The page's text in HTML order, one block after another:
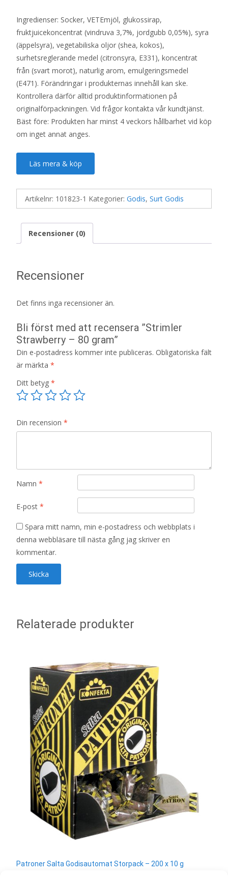
Ingredienser: Socker, VETEmjöl, glukossirap,
fruktjuicekoncentrat (vindruva 3,7%, jordgubb 0,05%), syra
(äppelsyra), vegetabiliska oljor (shea, kokos),
surhetsreglerande medel (citronsyra, E331), koncentrat
från (svart morot), naturlig arom, emulgeringsmedel
(E471). Förändringar i produkternas innehåll kan ske.
Kontrollera därför alltid produktinformationen på
originalförpackningen. Vid frågor kontakta vår kundtjänst.
Bäst före: Produkten har minst 4 veckors hållbarhet vid köp
om inget annat anges.
Läs mera & köp
Artikelnr: 101823-1 Kategorier: Godis, Surt Godis
Recensioner (0)
Recensioner
Det finns inga recensioner än.
Bli först med att recensera ”Strimler
Strawberry – 80 gram”
Din e-postadress kommer inte publiceras. Obligatoriska fält
är märkta *
Ditt betyg *
Din recension *
Namn *
E-post *
Spara mitt namn, min e-postadress och webbplats i
denna webbläsare till nästa gång jag skriver en
kommentar.
Relaterade produkter
Patroner Salta Godisautomat Storpack – 200 x 10 g